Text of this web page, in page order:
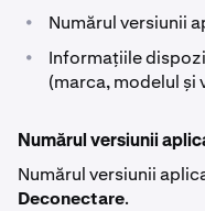
• Numărul versiunii
•
Informațiile
(marca, modelul și
Numărul versiunii
Numărul versiunii
Deconectare.